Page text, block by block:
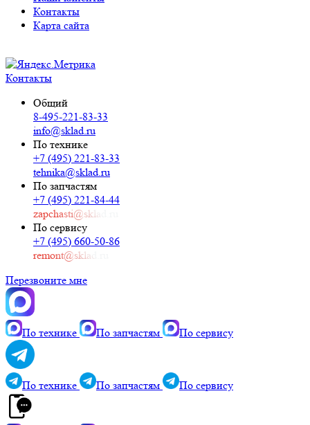
Контакты
Карта сайта
Контакты
Общий
8-495-221-83-33
info@sklad.ru
По технике
+7 (495) 221-83-33
tehnika@sklad.ru
По запчастям
+7 (495) 221-84-44
zapchasti@sklad.ru
По сервису
+7 (495) 660-50-86
remont@sklad.ru
Перезвоните мне
По технике По запчастям По сервису
По технике По запчастям По сервису